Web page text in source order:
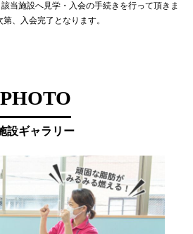
当施設へ見学・入会の手続きを行って頂きま
、入会完了となります。
PHOTO
設ギャラリー